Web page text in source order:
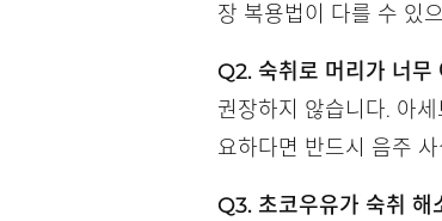
장 복용법이 다를 수 있
Q2. 숙취로 머리가 너무
권장하지 않습니다. 아
요하다면 반드시 음주
Q3. 초코우유가 숙취 해